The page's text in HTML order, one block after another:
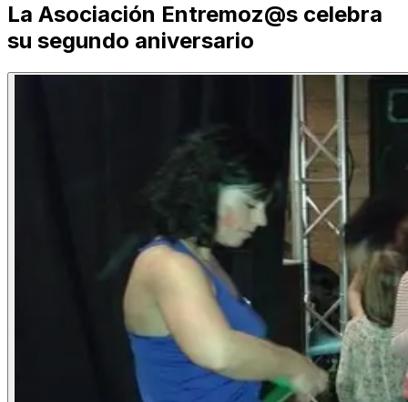
La Asociación Entremoz@s celebra
su segundo aniversario